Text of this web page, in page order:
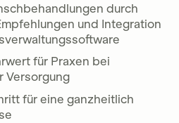
durch
und Integration
für Praxen bei
Versorgung
für eine ganzheitlich